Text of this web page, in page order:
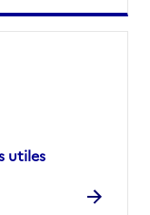
utiles